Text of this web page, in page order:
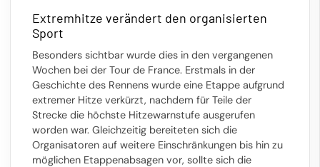
Extremhitze verändert den organisierten
Sport
Besonders sichtbar wurde dies in den vergangenen
Wochen bei der Tour de France. Erstmals in der
Geschichte des Rennens wurde eine Etappe aufgrund
extremer Hitze verkürzt, nachdem für Teile der
Strecke die höchste Hitzewarnstufe ausgerufen
worden war. Gleichzeitig bereiteten sich die
Organisatoren auf weitere Einschränkungen bis hin zu
möglichen Etappenabsagen vor, sollte sich die